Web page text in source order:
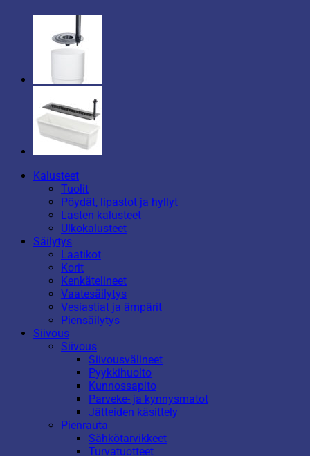
Kalusteet
Tuolit
Pöydät, lipastot ja hyllyt
Lasten kalusteet
Ulkokalusteet
Säilytys
Laatikot
Korit
Kenkätelineet
Vaatesäilytys
Vesiastiat ja ämpärit
Piensäilytys
Siivous
Siivous
Siivousvälineet
Pyykkihuolto
Kunnossapito
Parveke- ja kynnysmatot
Jätteiden käsittely
Pienrauta
Sähkötarvikkeet
Turvatuotteet